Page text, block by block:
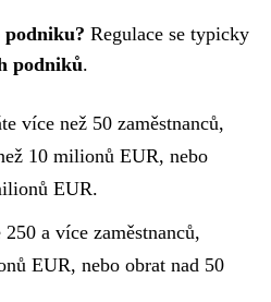
podniku? Regulace se typicky
podniků.
více než 50 zaměstnanců,
10 milionů EUR, nebo
EUR.
250 a více zaměstnanců,
EUR, nebo obrat nad 50